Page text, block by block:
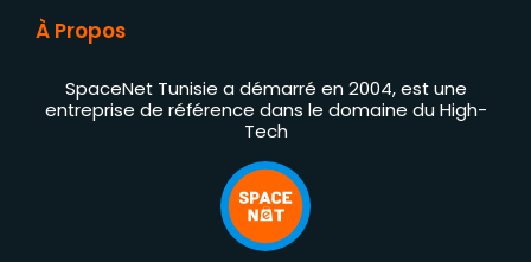
À Propos
SpaceNet Tunisie a démarré en 2004, est une
entreprise de référence dans le domaine du High-
Tech